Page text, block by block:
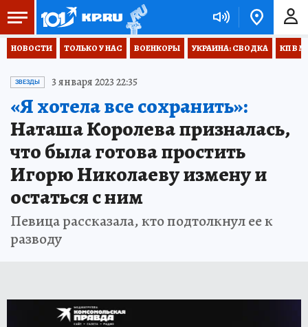
НОВОСТИ ТОЛЬКО У НАС ВОЕНКОРЫ УКРАИНА: СВОДКА КП В
ЗВЕЗДЫ 3 января 2023 22:35
«Я хотела все сохранить»:
Наташа Королева призналась,
что была готова простить
Игорю Николаеву измену и
остаться с ним
Певица рассказала, кто подтолкнул ее к
разводу